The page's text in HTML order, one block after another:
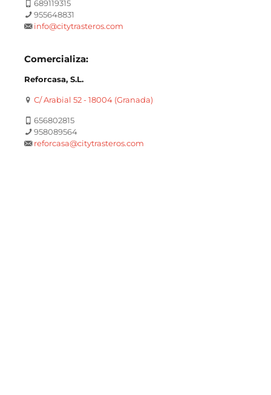
689119315
955648831
info@citytrasteros.com
Comercializa:
Reforcasa, S.L.
C/ Arabial 52 - 18004 (Granada)
656802815
958089564
reforcasa@citytrasteros.com